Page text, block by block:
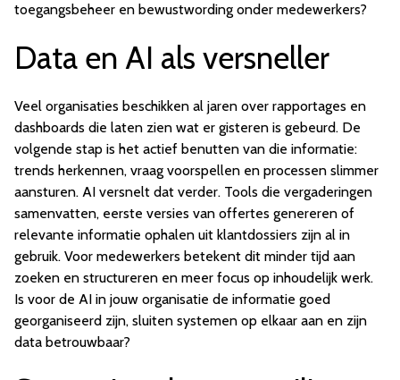
toegangsbeheer en bewustwording onder medewerkers?
Data en AI als versneller
Veel organisaties beschikken al jaren over rapportages en
dashboards die laten zien wat er gisteren is gebeurd. De
volgende stap is het actief benutten van die informatie:
trends herkennen, vraag voorspellen en processen slimmer
aansturen. AI versnelt dat verder. Tools die vergaderingen
samenvatten, eerste versies van offertes genereren of
relevante informatie ophalen uit klantdossiers zijn al in
gebruik. Voor medewerkers betekent dit minder tijd aan
zoeken en structureren en meer focus op inhoudelijk werk.
Is voor de AI in jouw organisatie de informatie goed
georganiseerd zijn, sluiten systemen op elkaar aan en zijn
data betrouwbaar?